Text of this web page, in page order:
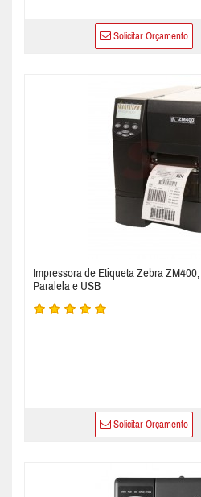
Solicitar Orçamento
Impressora de Etiqueta Zebra ZM400,
Paralela e USB
Solicitar Orçamento